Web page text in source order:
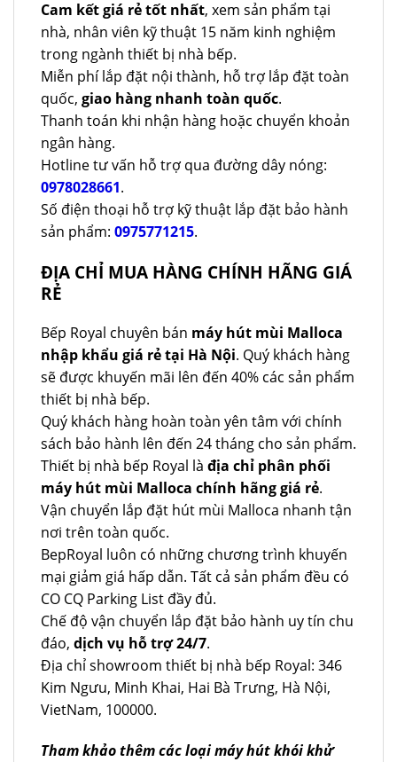
Cam kết giá rẻ tốt nhất, xem sản phẩm tại
nhà, nhân viên kỹ thuật 15 năm kinh nghiệm
trong ngành thiết bị nhà bếp.
Miễn phí lắp đặt nội thành, hỗ trợ lắp đặt toàn
quốc, giao hàng nhanh toàn quốc.
Thanh toán khi nhận hàng hoặc chuyển khoản
ngân hàng.
Hotline tư vấn hỗ trợ qua đường dây nóng:
0978028661.
Số điện thoại hỗ trợ kỹ thuật lắp đặt bảo hành
sản phẩm: 0975771215.
ĐỊA CHỈ MUA HÀNG CHÍNH HÃNG GIÁ
RẺ
Bếp Royal chuyên bán máy hút mùi Malloca
nhập khẩu giá rẻ tại Hà Nội. Quý khách hàng
sẽ được khuyến mãi lên đến 40% các sản phẩm
thiết bị nhà bếp.
Quý khách hàng hoàn toàn yên tâm với chính
sách bảo hành lên đến 24 tháng cho sản phẩm.
Thiết bị nhà bếp Royal là địa chỉ phân phối
máy hút mùi Malloca chính hãng giá rẻ.
Vận chuyển lắp đặt hút mùi Malloca nhanh tận
nơi trên toàn quốc.
BepRoyal luôn có những chương trình khuyến
mại giảm giá hấp dẫn. Tất cả sản phẩm đều có
CO CQ Parking List đầy đủ.
Chế độ vận chuyển lắp đặt bảo hành uy tín chu
đáo, dịch vụ hỗ trợ 24/7.
Địa chỉ showroom thiết bị nhà bếp Royal: 346
Kim Ngưu, Minh Khai, Hai Bà Trưng, Hà Nội,
VietNam, 100000.
Tham khảo thêm các loại máy hút khói khử